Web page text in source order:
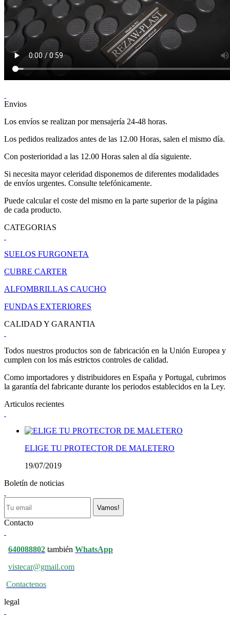
Envios
Los envíos se realizan por mensajería 24-48 horas.
Los pedidos realizados antes de las 12.00 Horas, salen el mismo día.
Con posterioridad a las 12.00 Horas salen al día siguiente.
Si necesita mayor celeridad disponemos de diferentes modalidades
de envíos urgentes. Consulte telefónicamente.
Puede calcular el coste del mismo en la parte superior de la página
de cada producto.
CATEGORIAS
SUELOS FURGONETA
CUBRE CARTER
ALFOMBRILLAS CAUCHO
FUNDAS EXTERIORES
CALIDAD Y GARANTIA
Todos nuestros productos son de fabricación en la Unión Europea y
cumplen con los más estrictos controles de calidad.
Como importadores y distribuidores en España y Portugal, cubrimos
la garantía del fabricante durante los periodos establecidos en la Ley.
Articulos recientes
ELIGE TU PROTECTOR DE MALETERO
19/07/2019
Boletín de noticias
Vamos!
Contacto
640088802 también WhatsApp
vistecar@gmail.com
Contactenos
legal